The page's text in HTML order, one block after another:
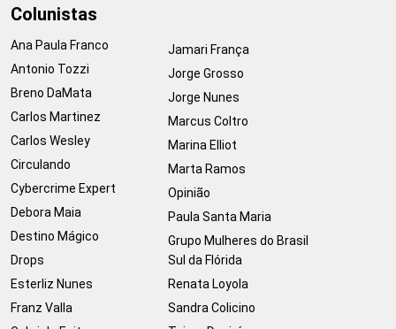
Colunistas
Ana Paula Franco
Antonio Tozzi
Breno DaMata
Carlos Martinez
Carlos Wesley
Circulando
Cybercrime Expert
Debora Maia
Destino Mágico
Drops
Esterliz Nunes
Franz Valla
Jamari França
Jorge Grosso
Jorge Nunes
Marcus Coltro
Marina Elliot
Marta Ramos
Opinião
Paula Santa Maria
Grupo Mulheres do Brasil
Sul da Flórida
Renata Loyola
Sandra Colicino